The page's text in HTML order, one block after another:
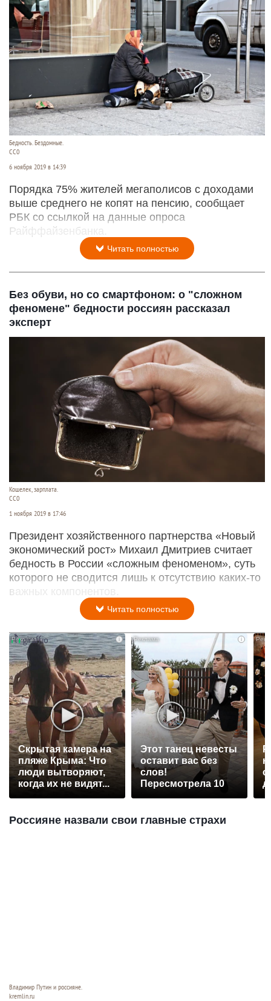
Бедность. Бездомные.
СС0
6 ноября 2019 в 14:39
Порядка 75% жителей мегаполисов с доходами
выше среднего не копят на пенсию, сообщает
РБК со ссылкой на данные опроса
Райффайзенбанка.
Читать полностью
Без обуви, но со смартфоном: о "сложном
феномене" бедности россиян рассказал
эксперт
Кошелек, зарплата.
СС0
1 ноября 2019 в 17:46
Президент хозяйственного партнерства «Новый
экономический рост» Михаил Дмитриев считает
бедность в России «сложным феноменом», суть
которого не сводится лишь к отсутствию каких-то
важных компонентов.
Читать полностью
i
Скрытая камера на
пляже Крыма: Что
люди вытворяют,
когда их не видят...
i
Этот танец невесты
оставит вас без
слов!
Пересмотрела 10
Россияне назвали свои главные страхи
Владимир Путин и россияне.
kremlin.ru